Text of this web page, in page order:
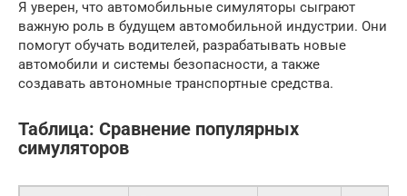
Я уверен, что автомобильные симуляторы сыграют
важную роль в будущем автомобильной индустрии. Они
помогут обучать водителей, разрабатывать новые
автомобили и системы безопасности, а также
создавать автономные транспортные средства.
Таблица: Сравнение популярных
симуляторов